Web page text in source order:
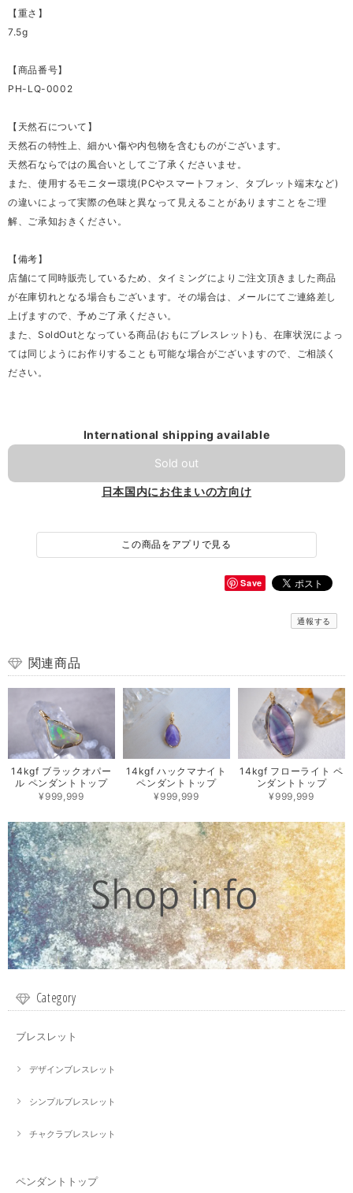
【重さ】
7.5g
【商品番号】
PH-LQ-0002
【天然石について】
天然石の特性上、細かい傷や内包物を含むものがございます。
天然石ならではの風合いとしてご了承くださいませ。
また、使用するモニター環境(PCやスマートフォン、タブレット端末など)
の違いによって実際の色味と異なって見えることがありますことをご理
解、ご承知おきください。
【備考】
店舗にて同時販売しているため、タイミングによりご注文頂きました商品
が在庫切れとなる場合もございます。その場合は、メールにてご連絡差し
上げますので、予めご了承ください。
また、SoldOutとなっている商品(おもにブレスレット)も、在庫状況によっ
ては同じようにお作りすることも可能な場合がございますので、ご相談く
ださい。
International shipping available
Sold out
日本国内にお住まいの方向け
この商品をアプリで見る
Save
通報する
関連商品
14kgf ブラックオパー
ル ペンダントトップ
¥999,999
14kgf ハックマナイト
ペンダントトップ
¥999,999
14kgf フローライト ペ
ンダントトップ
¥999,999
Category
ブレスレット
デザインブレスレット
シンプルブレスレット
チャクラブレスレット
ペンダントトップ